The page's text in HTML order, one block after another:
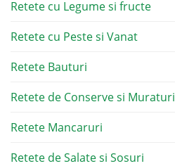
Retete cu Legume si fructe
Retete cu Peste si Vanat
Retete Bauturi
Retete de Conserve si Muraturi
Retete Mancaruri
Retete de Salate si Sosuri